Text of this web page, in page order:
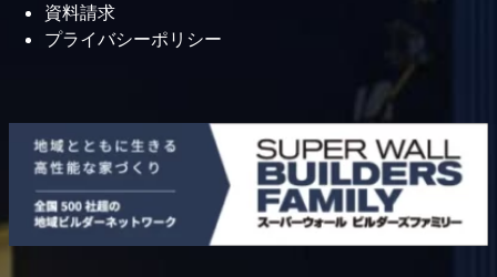
資料請求
プライバシーポリシー